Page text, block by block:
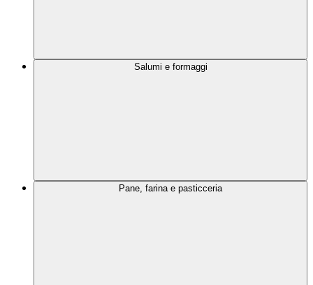
Salumi e formaggi
Pane, farina e pasticceria